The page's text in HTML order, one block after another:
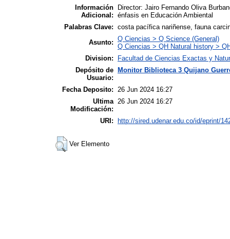
Información
Adicional:
Director: Jairo Fernando Oliva
énfasis en Educación Ambiental
Palabras Clave: costa pacífica nariñense, fauna
Asunto: Q Ciencias > Q Science (General)
Q Ciencias > QH Natural history >
Division:
Facultad de Ciencias Exactas y
Depósito de
Usuario:
Monitor Biblioteca 3 Quijano
Fecha Deposito:
26 Jun 2024 16:27
Ultima
Modificación:
26 Jun 2024 16:27
URI: http://sired.udenar.edu.co/id/eprint/
Ver Elemento